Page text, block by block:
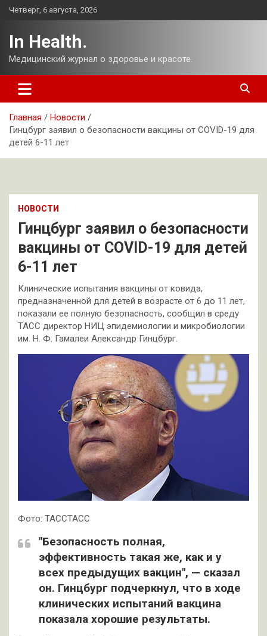
Перейти
Четверг, 6 августа, 2026
In Health.
Медицинский журнал о здоровье и красоте.
Главная
Новости
Гинцбург заявил о безопасности вакцины от COVID-19 для
детей 6-11 лет
НОВОСТИ
Гинцбург заявил о безопасности
вакцины от COVID-19 для детей
6-11 лет
Клинические испытания вакцины от ковида,
предназначенной для детей в возрасте от 6 до 11 лет,
показали ее полную безопасность, сообщил в среду
ТАСС директор НИЦ эпидемиологии и микробиологии
им. Н. Ф. Гамалеи Александр Гинцбург.
Фото: ТАССТАСС
"Безопасность полная,
эффективность такая же, как и у
всех предыдущих вакцин", — сказал
он. Гинцбург подчеркнул, что в ходе
клинических испытаний вакцина
показала хорошие результаты.